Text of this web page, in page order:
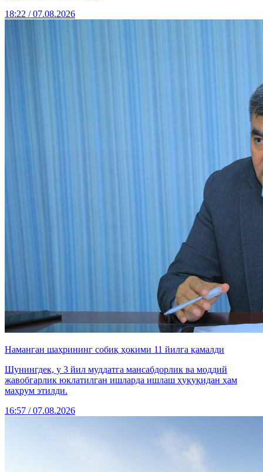
18:22 / 07.08.2026
Наманган шаҳрининг собиқ ҳокими 11 йилга қамалди
Шунингдек, у 3 йил муддатга мансабдорлик ва моддий
жавобгарлик юклатилган ишларда ишлаш ҳуқуқидан ҳам
маҳрум этилди.
16:57 / 07.08.2026